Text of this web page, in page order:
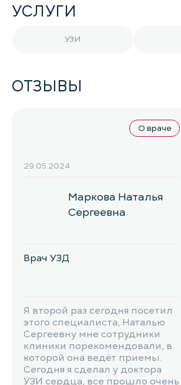
УСЛУГИ
УЗИ
ОТЗЫВЫ
29.05.2024
О враче
Маркова Наталья
Сергеевна
Врач УЗД
Я второй раз сегодня посетил
этого специалиста, Наталью
Сергеевну мне сотрудники
клиники порекомендовали, в
которой она ведёт приемы.
Сегодня я сделал у доктора
УЗИ сердца​, все прошло очень